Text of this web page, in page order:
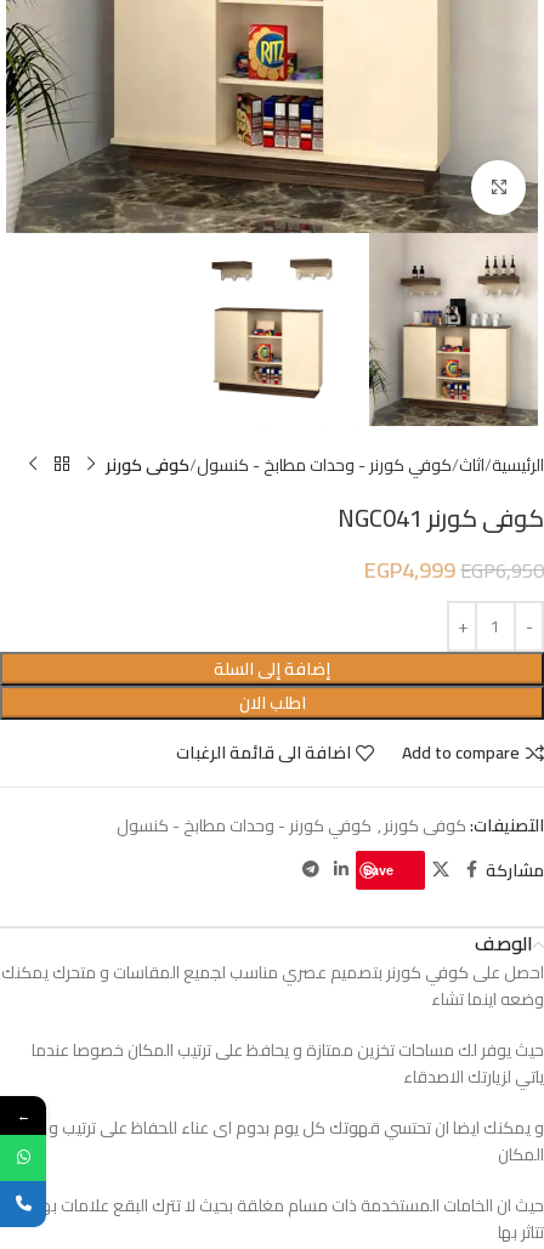
Click to enlarge
الرئيسية اثاث كوفي كورنر - وحدات مطابخ - كنسول كوفى كورنر
كوفى كورنر NGC041
EGP6,950
EGP4,999
إضافة إلى السلة
اطلب الان
Add to compare
اضافة الى قائمة الرغبات
التصنيفات:كوفى كورنر, كوفي كورنر - وحدات مطابخ - كنسول
مشاركة
Save
الوصف
احصل على كوفي كورنر بتصميم عصري مناسب لجميع المقاسات و متحرك يمكنك
وضعه اينما تشاء
حيث يوفر لك مساحات تخزين ممتازة و يحافظ على ترتيب المكان خصوصا عندما
ياتي لزيارتك الاصدقاء
و يمكنك ايضا ان تحتسي قهوتك كل يوم بدوم اى عناء للحفاظ على ترتيب و نظافة
المكان
حيث ان الخامات المستخدمة ذات مسام مغلقة بحيث لا تترك البقع علامات بها ولا
تتاثر بها
←